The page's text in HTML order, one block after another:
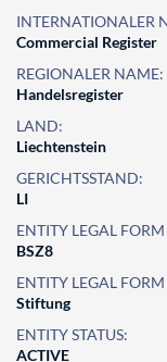
INTERNATIONALER
Commercial Register
REGIONALER NAME:
Handelsregister
LAND:
Liechtenstein
GERICHTSSTAND:
LI
ENTITY LEGAL
BSZ8
ENTITY LEGAL
Stiftung
ENTITY STATUS:
ACTIVE